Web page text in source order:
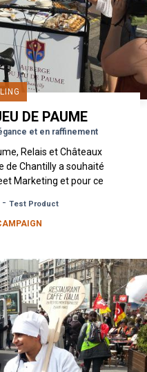
DE PAUME
et en raffinement
Relais et Châteaux
de Chantilly a souhaité
Marketing et pour ce
- Test Product